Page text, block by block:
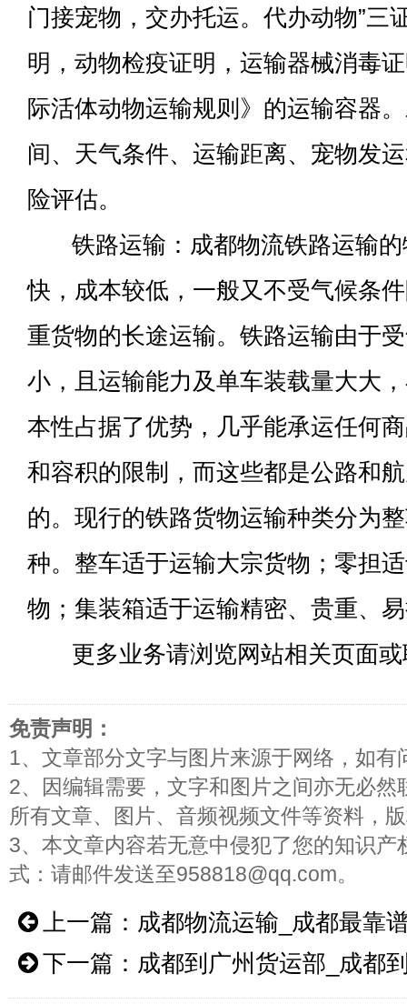
门接宠物，交办托运。代办动物”三
明，动物检疫证明，运输器械消毒
际活体动物运输规则》的运输容器
间、天气条件、运输距离、宠物发
险评估。
铁路运输：成都物流铁路运输的
快，成本较低，一般又不受气候条
重货物的长途运输。铁路运输由于
小，且运输能力及单车装载量大大
本性占据了优势，几乎能承运任何
和容积的限制，而这些都是公路和
的。现行的铁路货物运输种类分为
种。整车适于运输大宗货物；零担
物；集装箱适于运输精密、贵重、
更多业务请浏览网站相关页
免责声明：
1、文章部分文字与图片来源于网络，如有
2、因编辑需要，文字和图片之间亦无必
所有文章、图片、音频视频文件等资料，
3、本文章内容若无意中侵犯了您的知识
式：请邮件发送至958818@qq.com。
上一篇： 成都物流运输_成都最靠
下一篇： 成都到广州货运部_成都